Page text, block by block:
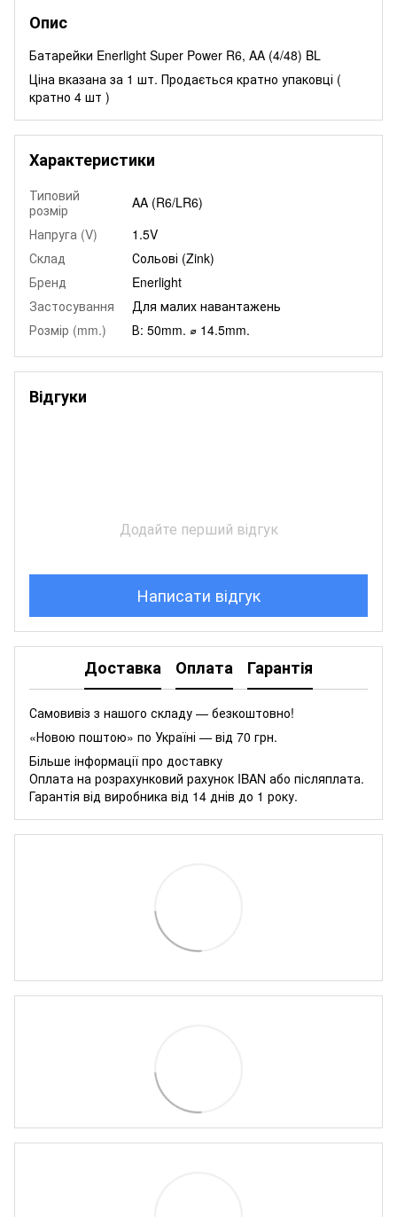
Опис
Батарейки Enerlight Super Power R6, AA (4/48) BL
Ціна вказана за 1 шт. Продається кратно упаковці (
кратно 4 шт )
Характеристики
Типовий
розмір
AA (R6/LR6)
Напруга (V)
1.5V
Склад
Сольові (Zink)
Бренд
Enerlight
Застосування
Для малих навантажень
Розмір (mm.)
В: 50mm. ⌀ 14.5mm.
Відгуки
Додайте перший відгук
Написати відгук
Доставка Оплата Гарантія
Самовивіз з нашого складу — безкоштовно!
«Новою поштою» по Україні — від 70 грн.
Більше інформації про доставку
Оплата на розрахунковий рахунок IBAN або післяплата.
Гарантія від виробника від 14 днів до 1 року.